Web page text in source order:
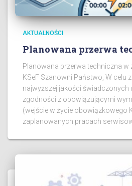
AKTUALNOŚCI
Planowana przerwa
Planowana przerwa techniczna w
KSeF Szanowni Państwo, W celu
najwyższej jakości świadczonych
zgodności z obowiązującymi
(wejście w życie obowiązkowego
zaplanowanych pracach